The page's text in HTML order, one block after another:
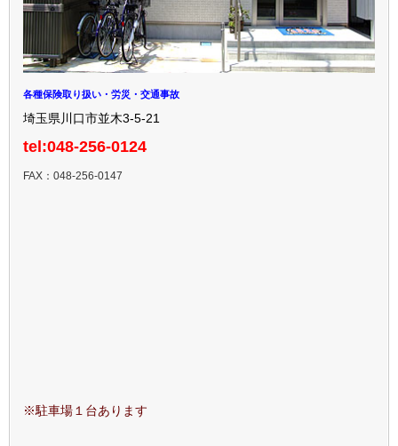
各種保険取り扱い・労災・交通事故
埼玉県川口市並木3-5-21
tel:048-256-0124
FAX：048-256-0147
※駐車場１台あります